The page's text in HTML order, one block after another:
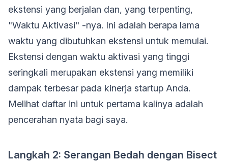
ekstensi yang berjalan dan, yang terpenting,
"Waktu Aktivasi" -nya. Ini adalah berapa lama
waktu yang dibutuhkan ekstensi untuk memulai.
Ekstensi dengan waktu aktivasi yang tinggi
seringkali merupakan ekstensi yang memiliki
dampak terbesar pada kinerja startup Anda.
Melihat daftar ini untuk pertama kalinya adalah
pencerahan nyata bagi saya.
Langkah 2: Serangan Bedah dengan Bisect